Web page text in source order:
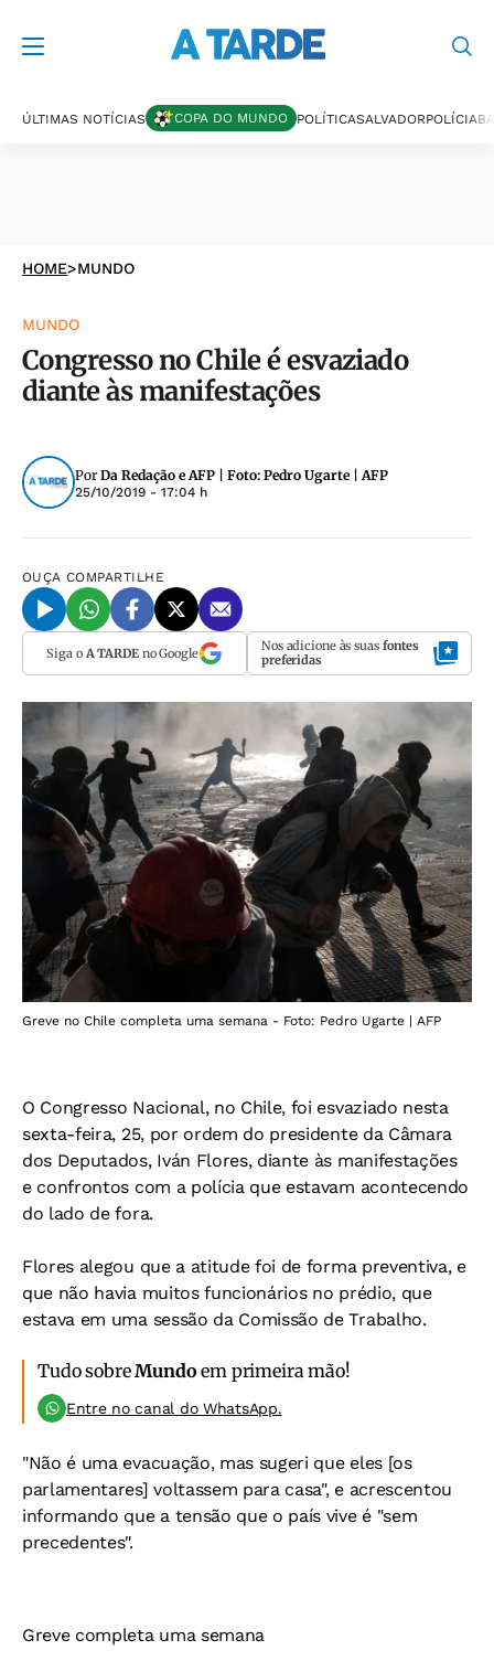
ÚLTIMAS NOTÍCIAS COPA DO MUNDO POLÍTICASALVADORPOLÍCIA
HOME>MUNDO
MUNDO
Congresso no Chile é esvaziado
diante às manifestações
Por Da Redação e AFP | Foto: Pedro Ugarte | AFP
25/10/2019 - 17:04 h
OUÇA COMPARTILHE
Siga o A TARDEno Google Nos adicione às suas fontes
preferidas
Greve no Chile completa uma semana - Foto: Pedro Ugarte | AFP
O Congresso Nacional, no Chile, foi esvaziado nesta
sexta-feira, 25, por ordem do presidente da Câmara
dos Deputados, Iván Flores, diante às manifestações
e confrontos com a polícia que estavam acontecendo
do lado de fora.
Flores alegou que a atitude foi de forma preventiva, e
que não havia muitos funcionários no prédio, que
estava em uma sessão da Comissão de Trabalho.
Tudo sobreMundo em primeira mão!
Entre no canal do WhatsApp.
"Não é uma evacuação, mas sugeri que eles [os
parlamentares] voltassem para casa", e acrescentou
informando que a tensão que o país vive é "sem
precedentes".
Greve completa uma semana